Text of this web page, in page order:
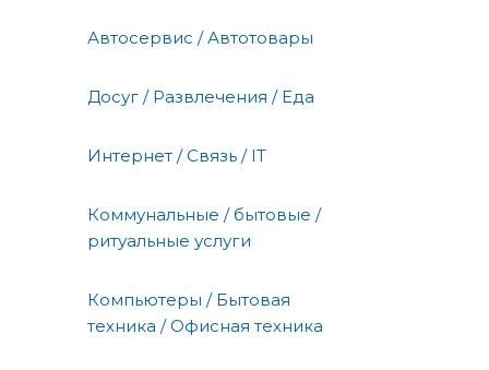
Автосервис / Автотовары
Досуг / Развлечения / Еда
Интернет / Связь / IT
Коммунальные / бытовые /
ритуальные услуги
Компьютеры / Бытовая
техника / Офисная техника